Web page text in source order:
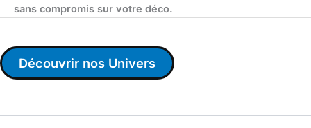
sans compromis sur votre déco.
Découvrir nos Univers